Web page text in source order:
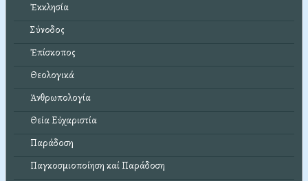
Ἐκκλησία
Σύνοδος
Ἐπίσκοπος
Θεολογικά
Ἀνθρωπολογία
Θεία Εὐχαριστία
Παράδοση
Παγκοσμιοποίηση καί Παράδοση